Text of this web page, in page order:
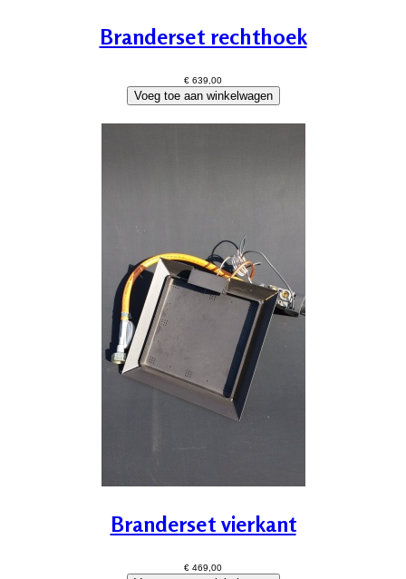
Branderset rechthoek
€ 639,00
Branderset vierkant
€ 469,00